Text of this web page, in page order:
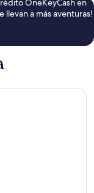
OneKeyCash en
llevan a más aventuras!